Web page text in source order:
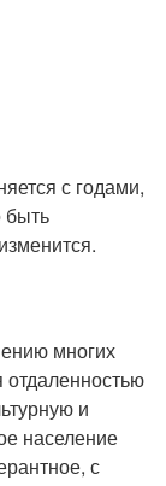
с годами,
быть
многих
и
население
с